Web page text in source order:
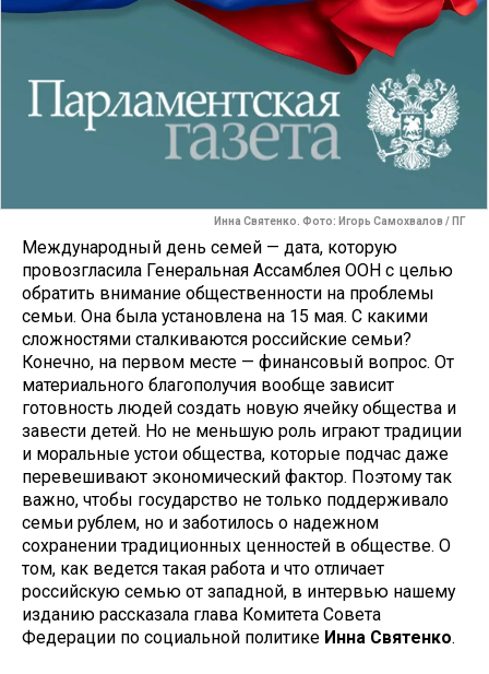
Инна Святенко. Фото: Игорь Самохвалов / ПГ
Международный день семей — дата, которую
провозгласила Генеральная Ассамблея ООН с целью
обратить внимание общественности на проблемы
семьи. Она была установлена на 15 мая. С какими
сложностями сталкиваются российские семьи?
Конечно, на первом месте — финансовый вопрос. От
материального благополучия вообще зависит
готовность людей создать новую ячейку общества и
завести детей. Но не меньшую роль играют традиции
и моральные устои общества, которые подчас даже
перевешивают экономический фактор. Поэтому так
важно, чтобы государство не только поддерживало
семьи рублем, но и заботилось о надежном
сохранении традиционных ценностей в обществе. О
том, как ведется такая работа и что отличает
российскую семью от западной, в интервью нашему
изданию рассказала глава Комитета Совета
Федерации по социальной политике Инна Святенко.